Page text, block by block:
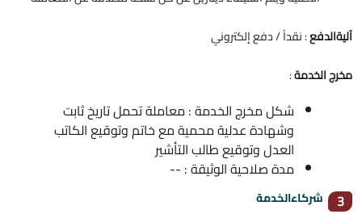
آليةالدفع: نقداً / دفع إلكتروني
مخرج الخدمة:
شكل مخرج الخدمة : معاملة تحمل تاريخ ثابت
وشهادة عدلية محمية مع خاتم وتوقيع الكاتب
العدل وتوقيع طالب التأشير
مدة صلاحية الوثيقة : --
3
شركاءالخدمة